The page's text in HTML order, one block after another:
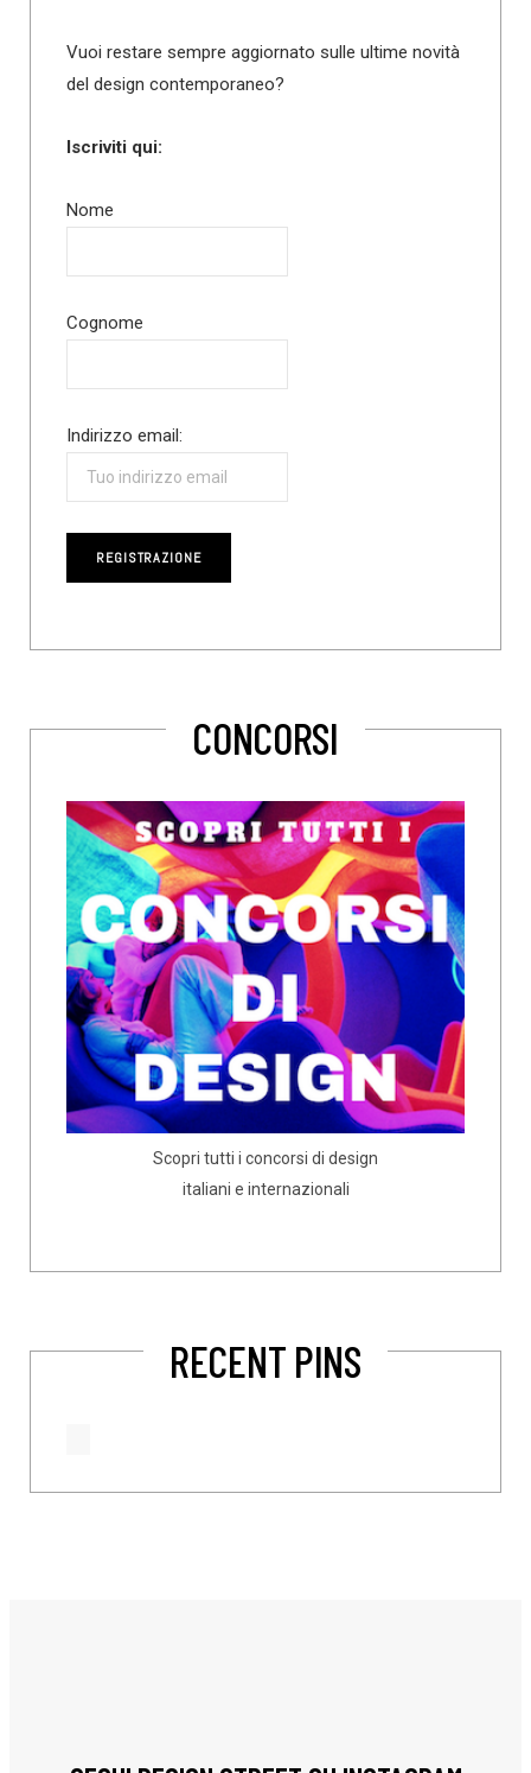
Vuoi restare sempre aggiornato sulle ultime novità
del design contemporaneo?
Iscriviti qui:
Nome
Cognome
Indirizzo email:
CONCORSI
Scopri tutti i concorsi di design
italiani e internazionali
RECENT PINS